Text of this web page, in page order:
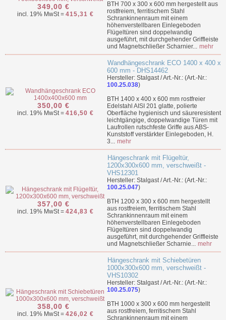
349,00 €
incl. 19% MwSt = 415,31 €
BTH 700 x 300 x 600 mm hergestellt aus
rostfreiem, ferritischem Stahl
Schrankinnenraum mit einem
höhenverstellbaren Einlegeboden
Flügeltüren sind doppelwandig
ausgeführt, mit durchgehender Griffleiste
und Magnetschließer Scharnier... mehr
350,00 €
incl. 19% MwSt = 416,50 €
Wandhängeschrank ECO 1400 x 400 x
600 mm - DHS14462
Hersteller: Stalgast / Art.-Nr.: (Art.-Nr.:
100.25.038)
BTH 1400 x 400 x 600 mm rostfreier
Edelstahl AISI 201 glatte, polierte
Oberfläche hygienisch und säureresistent
leichtgängige, doppelwandige Türen mit
Laufrollen rutschfeste Griffe aus ABS-
Kunststoff verstärkter Einlegeboden, H.
3... mehr
357,00 €
incl. 19% MwSt = 424,83 €
Hängeschrank mit Flügeltür,
1200x300x600 mm, verschweißt -
VHS12301
Hersteller: Stalgast / Art.-Nr.: (Art.-Nr.:
100.25.047)
BTH 1200 x 300 x 600 mm hergestellt
aus rostfreiem, ferritischem Stahl
Schrankinnenraum mit einem
höhenverstellbaren Einlegeboden
Flügeltüren sind doppelwandig
ausgeführt, mit durchgehender Griffleiste
und Magnetschließer Scharnie... mehr
358,00 €
incl. 19% MwSt = 426,02 €
Hängeschrank mit Schiebetüren
1000x300x600 mm, verschweißt -
VHS10302
Hersteller: Stalgast / Art.-Nr.: (Art.-Nr.:
100.25.075)
BTH 1000 x 300 x 600 mm hergestellt
aus rostfreiem, ferritischem Stahl
Schrankinnenraum mit einem